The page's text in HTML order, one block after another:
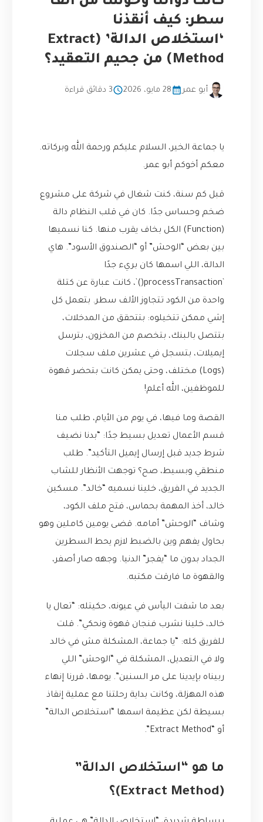
سطر: كيف أنقذنا
‘استخلاص الدالة’ (Extract
Method) من جحيم التعقيد؟
أبو عمر 28 مايو، 2026 3 دقائق قراءة
يا جماعة الخير، السلام عليكم ورحمة الله وبركاته.
معكم أخوكم أبو عمر.
قبل كم سنة، كنت شغال في شركة على مشروع
ضخم وحساس جدًا. كان في قلب النظام دالة
(Function) الكل بخاف يقرب منها. كنا نسميها
بين بعض “الوحش” أو “الصندوق الأسود”. هاي
الدالة، اللي اسمها كان بريء جدًا
`processTransaction()‍‍‍‍`، كانت عبارة عن كتلة
واحدة من الكود تتجاوز الألف سطر. بتعمل كل
إشي ممكن تتخيلوه: بتتحقق من المدخلات،
بتتصل بالبنك، بتخصم من المخزون، بترسل
إيميلات، بتسجل في عشرين ملف سجلات
(Logs) مختلف، وحتى يمكن كانت بتحضر قهوة
للموظفين، الله أعلم!
القصة وما فيها، في يوم من الأيام، طلب منا
قسم الأعمال تعديل بسيط جدًا: “بدنا نضيف
شرط جديد قبل إرسال إيميل التأكيد”. طلب
منطقي وبسيط، صح؟ توجهت الأنظار للشاب
الجديد في الفريق، خلينا نسميه “خالد”. مسكين
خالد، أخذ المهمة بحماس، فتح ملف الكود،
وشاف “الوحش” أمامه. قضى يومين كاملين وهو
بحاول يفهم وين بالضبط لازم يحط السطرين
الجداد بدون ما “يفجر” الدنيا. وجهه صار أصفر،
والقهوة ما فارقت مكتبه.
بعد ما شفت اليأس في عيونه، حكيتله: “تعال يا
خالد، خلينا نشرب فنجان قهوة ونحكي”. قلت
للفريق كله: “يا جماعة، المشكلة مش في خالد
ولا في التعديل، المشكلة في “الوحش” اللي
ربيناه بإيدينا على مر السنين”. يومها، قررنا إنهاء
هذه المهزلة، وكانت بداية رحلتنا مع عملية إنقاذ
بسيطة لكن عظيمة اسمها “استخلاص الدالة”
أو “Extract Method”.
ما هو “استخلاص الدالة”
(Extract Method)؟